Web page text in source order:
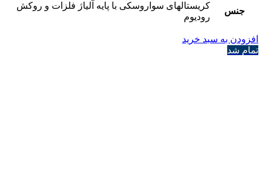
جنس
کریستالهای سواروسکی با پایه آلیاژ فلزات و روکش
رودیوم
افزودن به سبد خرید
تمام شد